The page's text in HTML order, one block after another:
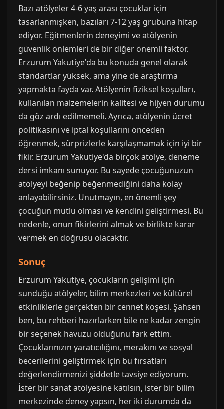
Bazı atölyeler 4-6 yaş arası çocuklar için
tasarlanmışken, bazıları 7-12 yaş grubuna hitap
ediyor. Eğitmenlerin deneyimi ve atölyenin
güvenlik önlemleri de bir diğer önemli faktör.
Erzurum Yakutiye'da bu konuda genel olarak
standartlar yüksek, ama yine de araştırma
yapmakta fayda var. Atölyenin fiziksel koşulları,
kullanılan malzemelerin kalitesi ve hijyen durumu
da göz ardı edilmemeli. Ayrıca, atölyenin ücret
politikasını ve iptal koşullarını önceden
öğrenmek, sürprizlerle karşılaşmamak için iyi bir
fikir. Erzurum Yakutiye'da birçok atölye, deneme
dersi imkanı sunuyor. Bu sayede çocuğunuzun
atölyeyi beğenip beğenmediğini daha kolay
anlayabilirsiniz. Unutmayın, en önemli şey
çocuğun mutlu olması ve kendini geliştirmesi. Bu
nedenle, onun fikirlerini almak ve birlikte karar
vermek en doğrusu olacaktır.
Sonuç
Erzurum Yakutiye, çocukların gelişimi için
sunduğu atölyeler, bilim merkezleri ve kültürel
etkinliklerle gerçekten bir cennet köşesi. Şahsen
ben, bu rehberi hazırlarken bile ne kadar zengin
bir seçenek havuzu olduğunu fark ettim.
Çocuklarınızın yaratıcılığını, merakını ve sosyal
becerilerini geliştirmek için bu fırsatları
değerlendirmenizi şiddetle tavsiye ediyorum.
İster bir sanat atölyesine katılsın, ister bir bilim
merkezinde deney yapsın, her iki durumda da